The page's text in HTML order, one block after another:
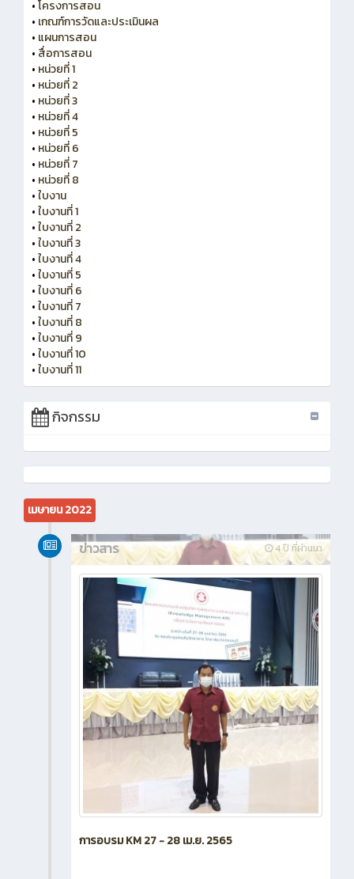
•โครงการสอน
• เกณฑ์การวัดและประเมินผล
• แผนการสอน
• สื่อการสอน
• หน่วยที่ 1
• หน่วยที่ 2
• หน่วยที่ 3
• หน่วยที่ 4
• หน่วยที่ 5
• หน่วยที่ 6
• หน่วยที่ 7
• หน่วยที่ 8
•ใบงาน
•ใบงานที่ 1
•ใบงานที่ 2
•ใบงานที่ 3
•ใบงานที่ 4
•ใบงานที่ 5
•ใบงานที่ 6
•ใบงานที่ 7
•ใบงานที่ 8
•ใบงานที่ 9
•ใบงานที่ 10
•ใบงานที่ 11
กิจกรรม
เมษายน 2022
4 ปี ที่ผ่านมา
ข่าวสาร
การอบรม KM 27 - 28 เม.ย. 2565